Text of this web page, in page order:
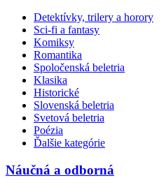
Detektívky, trilery a horory
Sci-fi a fantasy
Komiksy
Romantika
Spoločenská beletria
Klasika
Historické
Slovenská beletria
Svetová beletria
Poézia
Ďalšie kategórie
Náučná a odborná